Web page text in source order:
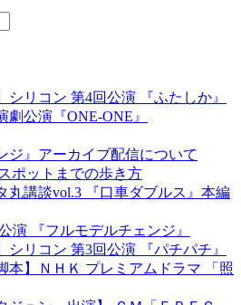
シリコン 第4回公演 『ふたしか』
公演『ONE-ONE』
ジ』アーカイブ配信について
ポットまでの歩き方
丸講談vol.3 『口車ダブルス』本編
演 『フルモデルチェンジ』
シリコン 第3回公演 『パチパチ』
本】ＮＨＫ プレミアムドラマ 「照